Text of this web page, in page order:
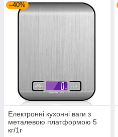
–40%
Електронні кухонні ваги з
металевою платформою 5
кг/1г